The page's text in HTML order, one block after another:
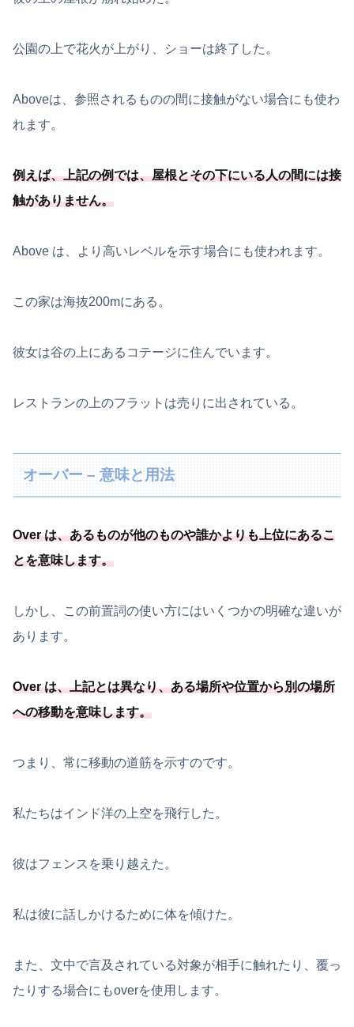
公園の上で花火が上がり、ショーは終了した。
Aboveは、参照されるものの間に接触がない場合にも使わ
れます。
例えば、上記の例では、屋根とその下にいる人の間には接
触がありません。
Above は、より高いレベルを示す場合にも使われます。
この家は海抜200mにある。
彼女は谷の上にあるコテージに住んでいます。
レストランの上のフラットは売りに出されている。
オーバー – 意味と用法
Over は、あるものが他のものや誰かよりも上位にあるこ
とを意味します。
しかし、この前置詞の使い方にはいくつかの明確な違いが
あります。
Over は、上記とは異なり、ある場所や位置から別の場所
への移動を意味します。
つまり、常に移動の道筋を示すのです。
私たちはインド洋の上空を飛行した。
彼はフェンスを乗り越えた。
私は彼に話しかけるために体を傾けた。
また、文中で言及されている対象が相手に触れたり、覆っ
たりする場合にもoverを使用します。